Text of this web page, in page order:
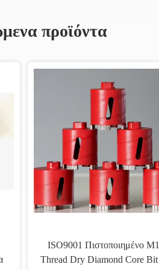
προϊόντα
Δάσκαλο
διαμαντιού που